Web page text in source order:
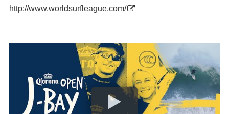
http://www.worldsurfleague.com/